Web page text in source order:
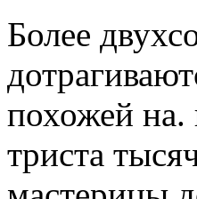
Более
похожей на.
триста